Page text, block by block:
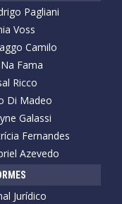
Pagliani
Voss
Camilo
Fama
Ricco
Di Madeo
Galassi
Fernandes
Azevedo
Jurídico